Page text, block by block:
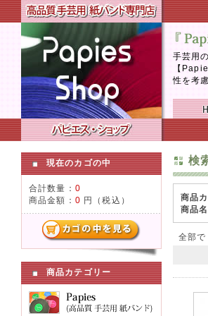
手芸用
【
性を考
現在のカゴの中
合計数量： 0
商品金額： 0 円（税込）
商品カテゴリー
検
商品
商品
全部